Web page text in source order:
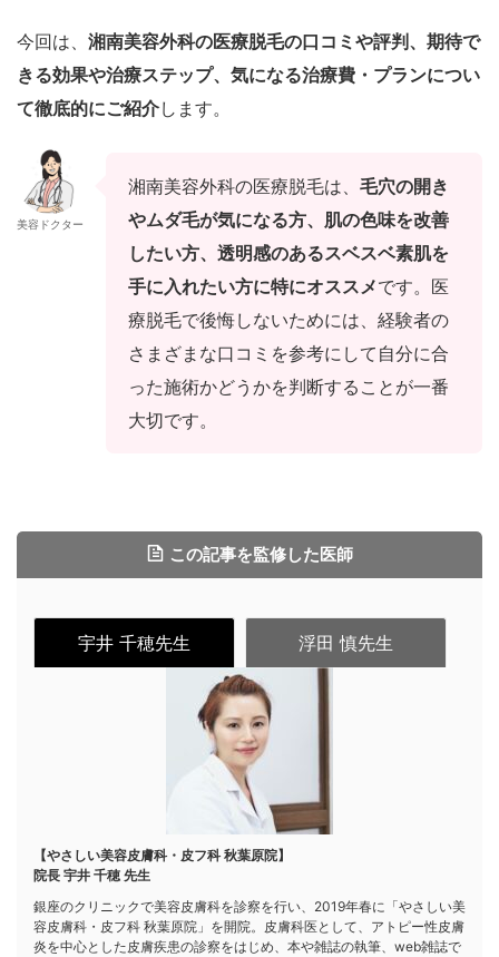
今回は、 湘南美容外科の医療脱毛の口コミや評判、期待で
きる効果や治療ステップ、気になる治療費・プランについ
て徹底的にご紹介します。
美容ドクター
湘南美容外科の医療脱毛は、 毛穴の開き
やムダ毛が気になる方、肌の色味を改善
したい方、透明感のあるスベスベ素肌を
手に入れたい方に特にオススメです。医
療脱毛で後悔しないためには、経験者の
さまざまな口コミを参考にして自分に合
った施術かどうかを判断することが一番
大切です。
この記事を監修した医師
宇井 千穂先生 浮田 慎先生
【やさしい美容皮膚科・皮フ科 秋葉原院】
院長 宇井 千穂 先生
銀座のクリニックで美容皮膚科を診察を行い、2019年春に「やさしい美
容皮膚科・皮フ科 秋葉原院」を開院。皮膚科医として、アトピー性皮膚
炎を中心とした皮膚疾患の診察をはじめ、本や雑誌の執筆、web雑誌で